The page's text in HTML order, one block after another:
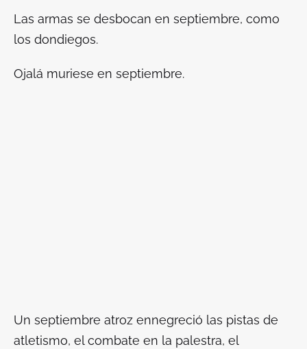
Las armas se desbocan en septiembre, como
los dondiegos.
Ojalá muriese en septiembre.
Un septiembre atroz ennegreció las pistas de
atletismo, el combate en la palestra, el